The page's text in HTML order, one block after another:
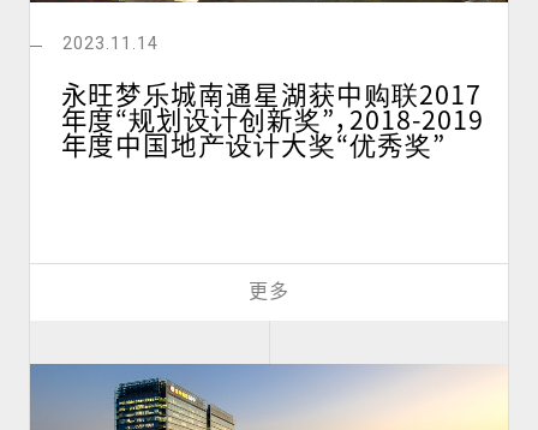
2023.11.14
永旺梦乐城南通星湖获中购联2017
年度“规划设计创新奖”，2018-2019
年度中国地产设计大奖“优秀奖”
更多